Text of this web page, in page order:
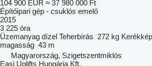
104 900 EUR ≈ 37 980 000 Ft
Építőipari gép - csuklós emelő
2015
3 225 óra
Üzemanyag dízel Teherbírás 272 kg
magasság 43 m
Magyarország, Szigetszentmiklós
Easi Uplifts Hungária Kft.